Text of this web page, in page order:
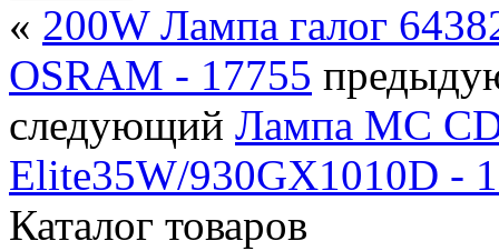
« 200W Лампа галог
OSRAM - 17755
следующий Лампа MC
Elite35W/930GX1010D -
Каталог товаров